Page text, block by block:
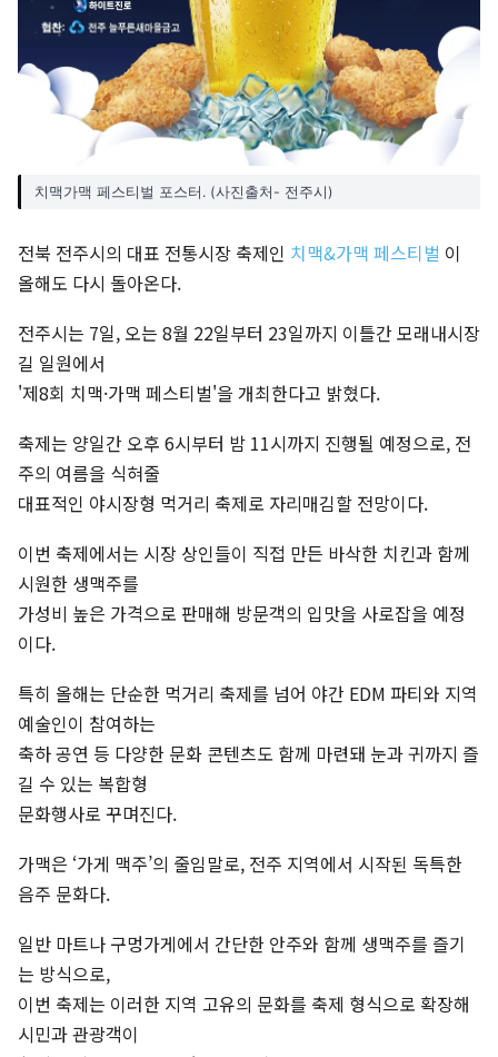
치맥가맥 페스티벌 포스터. (사진출처- 전주시)
전북 전주시의 대표 전통시장 축제인 치맥&가맥 페스티벌 이
올해도 다시 돌아온다.
전주시는 7일, 오는 8월 22일부터 23일까지 이틀간 모래내시장
길 일원에서
'제8회 치맥·가맥 페스티벌'을 개최한다고 밝혔다.
축제는 양일간 오후 6시부터 밤 11시까지 진행될 예정으로, 전
주의 여름을 식혀줄
대표적인 야시장형 먹거리 축제로 자리매김할 전망이다.
이번 축제에서는 시장 상인들이 직접 만든 바삭한 치킨과 함께
시원한 생맥주를
가성비 높은 가격으로 판매해 방문객의 입맛을 사로잡을 예정
이다.
특히 올해는 단순한 먹거리 축제를 넘어 야간 EDM 파티와 지역
예술인이 참여하는
축하 공연 등 다양한 문화 콘텐츠도 함께 마련돼 눈과 귀까지 즐
길 수 있는 복합형
문화행사로 꾸며진다.
가맥은 ‘가게 맥주’의 줄임말로, 전주 지역에서 시작된 독특한
음주 문화다.
일반 마트나 구멍가게에서 간단한 안주와 함께 생맥주를 즐기
는 방식으로,
이번 축제는 이러한 지역 고유의 문화를 축제 형식으로 확장해
시민과 관광객이